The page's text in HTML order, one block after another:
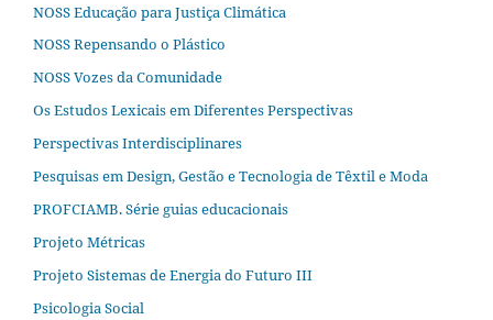
NOSS Educação para Justiça Climática
NOSS Repensando o Plástico
NOSS Vozes da Comunidade
Os Estudos Lexicais em Diferentes Perspectivas
Perspectivas Interdisciplinares
Pesquisas em Design, Gestão e Tecnologia de Têxtil e Moda
PROFCIAMB. Série guias educacionais
Projeto Métricas
Projeto Sistemas de Energia do Futuro III
Psicologia Social